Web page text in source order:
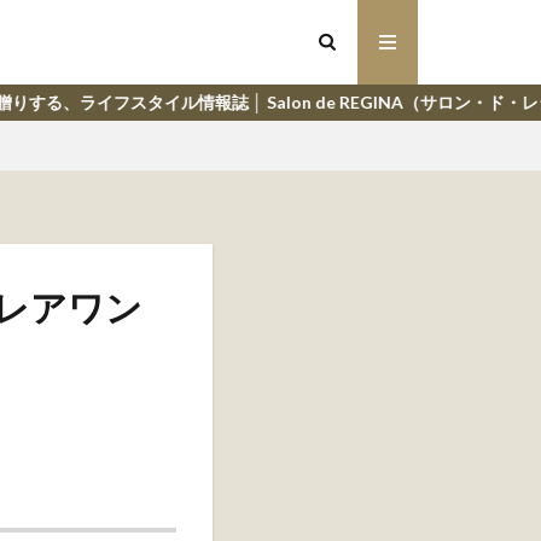
イル情報誌 │ Salon de REGINA（サロン・ド・レジーナ）
アワン